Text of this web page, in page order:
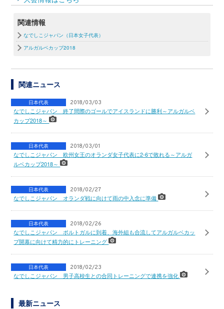
関連情報
なでしこジャパン（日本女子代表）
アルガルベカップ2018
関連ニュース
日本代表 2018/03/03
なでしこジャパン 終了間際のゴールでアイスランドに勝利～アルガルベ
カップ2018～
日本代表 2018/03/01
なでしこジャパン 欧州女王のオランダ女子代表に2-6で敗れる～アルガ
ルベカップ2018～
日本代表 2018/02/27
なでしこジャパン オランダ戦に向けて雨の中入念に準備
日本代表 2018/02/26
なでしこジャパン ポルトガルに到着、海外組も合流してアルガルベカッ
プ開幕に向けて精力的にトレーニング
日本代表 2018/02/23
なでしこジャパン 男子高校生との合同トレーニングで連携を強化
最新ニュース